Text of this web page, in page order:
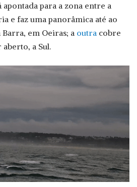
apontada para a zona entre a
e faz uma panorâmica até ao
Barra, em Oeiras; a outra cobre
a Sul.